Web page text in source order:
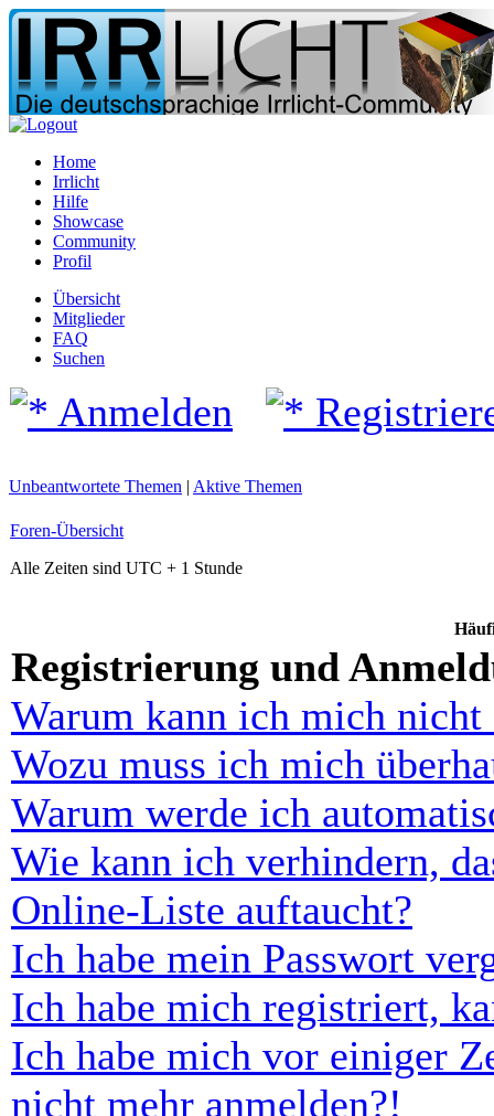
Home
Irrlicht
Hilfe
Showcase
Community
Profil
Übersicht
Mitglieder
FAQ
Suchen
Anmelden
Unbeantwortete Themen | Aktive Themen
Foren-Übersicht
Alle Zeiten sind UTC + 1 Stunde
Registrierung und
Warum kann ich mich nicht
Wozu muss ich mich
Warum werde ich
Wie kann ich verhindern,
Online-Liste auftaucht?
Ich habe mein Passwort
Ich habe mich registriert,
Ich habe mich vor einiger
nicht mehr anmelden?!